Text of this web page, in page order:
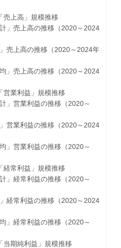
上高」規模推移
売上高の推移（2020～2024
上高の推移（2020～2024年
売上高の推移（2020～2024
業利益」規模推移
営業利益の推移（2020～
業利益の推移（2020～2024
営業利益の推移（2020～
常利益」規模推移
経常利益の推移（2020～
常利益の推移（2020～2024
経常利益の推移（2020～
期純利益」規模推移